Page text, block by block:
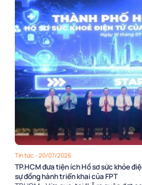
Tin tức - 20/07/2026
TP.HCM đưa tiện ích Hồ sơ sức khỏe
sự đồng hành triển khai của FPT